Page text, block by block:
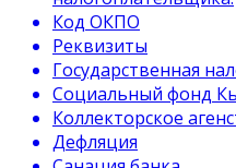
Код ОКПО
Реквизиты
Государственная
Социальный фонд
Коллекторское
Дефляция